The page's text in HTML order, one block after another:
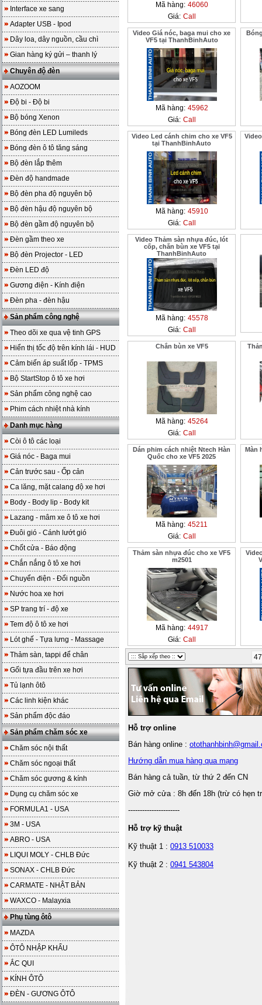
Interface xe sang
Adapter USB - Ipod
Dây loa, dây nguồn, cầu chì
Gian hàng ký gửi – thanh lý
Chuyên độ đèn
AOZOOM
Độ bi - Độ bi
Bộ bóng Xenon
Bóng đèn LED Lumileds
Bóng đèn ô tô tăng sáng
Bộ đèn lắp thêm
Đèn độ handmade
Bộ đèn pha độ nguyên bộ
Bộ đèn hậu độ nguyên bộ
Bộ đèn gầm độ nguyên bộ
Đèn gầm theo xe
Bộ đèn Projector - LED
Đèn LED độ
Gương điện - Kính điện
Đèn pha - đèn hậu
Sản phẩm công nghệ
Theo dõi xe qua vệ tinh GPS
Hiển thị tốc độ trên kính lái - HUD
Cảm biến áp suất lốp - TPMS
Bộ StartStop ô tô xe hơi
Sản phẩm công nghệ cao
Phim cách nhiệt nhà kính
Danh mục hàng
Còi ô tô các loại
Giá nóc - Baga mui
Cản trước sau - Ốp cản
Ca lăng, mặt calang độ xe hơi
Body - Body lip - Body kit
Lazang - mâm xe ô tô xe hơi
Đuôi gió - Cánh lướt gió
Chốt cửa - Báo động
Chắn nắng ô tô xe hơi
Chuyển điện - Đổi nguồn
Nước hoa xe hơi
SP trang trí - độ xe
Tem độ ô tô xe hơi
Lót ghế - Tựa lưng - Massage
Thảm sàn, tappi để chân
Gối tựa đầu trên xe hơi
Tủ lạnh ôtô
Các linh kiện khác
Sản phẩm độc đáo
Sản phẩm chăm sóc xe
Chăm sóc nội thất
Chăm sóc ngoại thất
Chăm sóc gương & kính
Dụng cụ chăm sóc xe
FORMULA1 - USA
3M - USA
ABRO - USA
LIQUI MOLY - CHLB Đức
SONAX - CHLB Đức
CARMATE - NHẬT BẢN
WAXCO - Malayxia
Phụ tùng ôtô
MAZDA
ÔTÔ NHẬP KHẨU
ẮC QUI
KÍNH ÔTÔ
ĐÈN - GƯƠNG ÔTÔ
Mã hàng: 46060
Giá: Call
Video Giá nóc, baga mui cho xe
VF5 tại ThanhBinhAuto
Mã hàng: 45962
Giá: Call
Video Led cánh chim cho xe VF5
tại ThanhBinhAuto
Mã hàng: 45910
Giá: Call
Video Thảm sàn nhựa đúc, lót
cốp, chắn bùn xe VF5 tại
ThanhBinhAuto
Mã hàng: 45578
Giá: Call
Chắn bùn xe VF5
Mã hàng: 45264
Giá: Call
Dán phim cách nhiệt Ntech Hàn
Quốc cho xe VF5 2025
Mã hàng: 45211
Giá: Call
Màn
Thảm sàn nhựa đúc cho xe VF5
m2501
Mã hàng: 44917
Giá: Call
Hỗ trợ online
Bán hàng online :
Hướng dẫn mua hàng qua mạng
Bán hàng cả tuần, từ thứ 2 đến CN
Giờ mở cửa : 8h đến 18h (trừ có hẹn
----------------------
Hỗ trợ kỹ thuật
Kỹ thuật 1 : 0913 510033
Kỹ thuật 2 : 0941 543804